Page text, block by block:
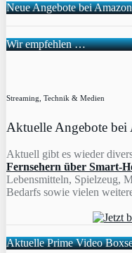
Neue Angebote bei
Wir empfehlen …
Streaming, Technik & Medien
Aktuelle Angebote bei
Aktuell gibt es wieder
Fernsehern über Smart-
Lebensmitteln, Spielzeug,
Bedarfs sowie vielen
Aktuelle Prime Video